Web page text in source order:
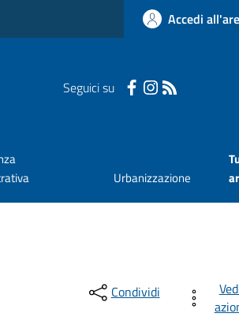
Accedi
Seguici su
Urbanizzazione
Condividi